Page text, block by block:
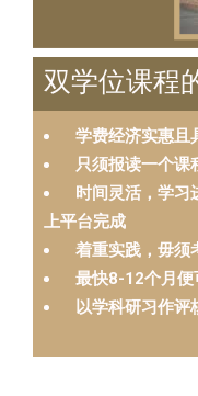
双学位课程
学费经济实惠且
只须报读一个课
时间灵活，学习
上平台完成
着重实践，毋须
最快8-12个月便
以学科研习作评